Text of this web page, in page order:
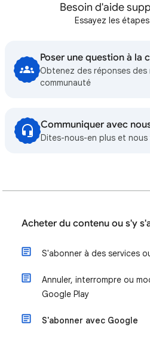
Besoin d'aide
Essayez les
Poser une question à la
Obtenez des réponses des
communauté
Communiquer avec
Dites-nous-en plus et
Acheter du contenu ou s'y
S'abonner à des services
Annuler, interrompre ou
Google Play
S'abonner avec Google